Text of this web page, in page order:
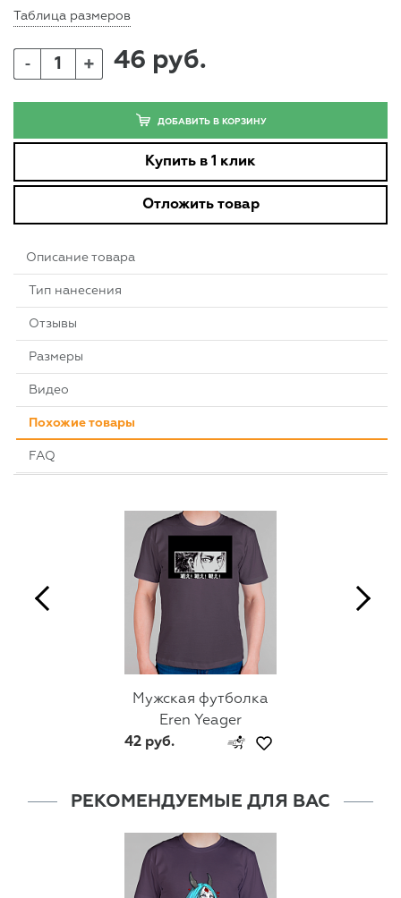
Таблица размеров
- + 46 руб.
ДОБАВИТЬ В КОРЗИНУ
Купить в 1 клик
Отложить товар
Описание товара
Тип нанесения
Отзывы
Размеры
Видео
Похожие товары
FAQ
Мужская футболка
Eren Yeager
42 руб.
РЕКОМЕНДУЕМЫЕ ДЛЯ ВАС